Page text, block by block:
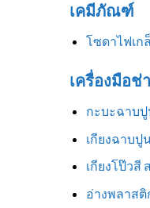
เคมีภัณฑ์
โซดาไฟเก
เครื่องมือช่
กะบะฉาบ
เกียงฉาบปู
เกียงโป๊วสี
อ่างพลาสติ